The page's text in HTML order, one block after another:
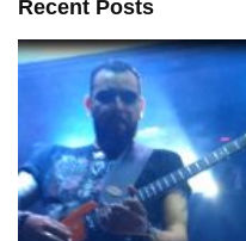
Recent Posts